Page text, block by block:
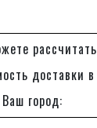
рассчитать
доставки в
Ваш город: